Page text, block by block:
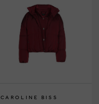
CAROLINE BISS